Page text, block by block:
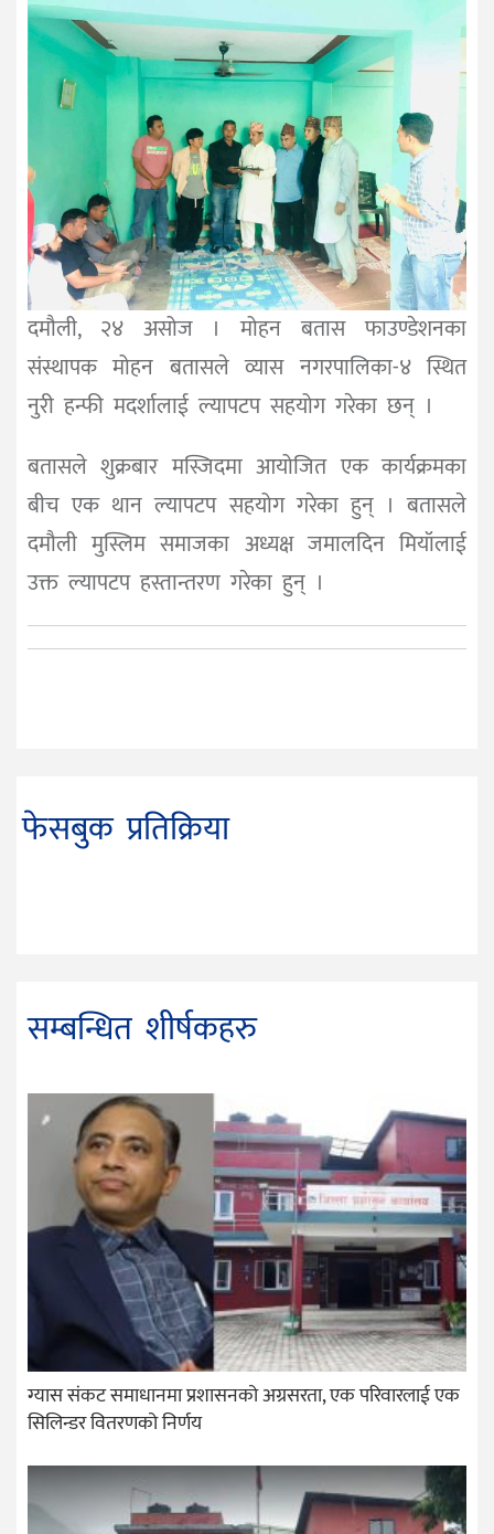
दमौली, २४ असोज । मोहन बतास फाउण्डेशनका
संस्थापक मोहन बतासले व्यास नगरपालिका-४ स्थित
नुरी हन्फी मदर्शालाई ल्यापटप सहयोग गरेका छन् ।
बतासले शुक्रबार मस्जिदमा आयोजित एक कार्यक्रमका
बीच एक थान ल्यापटप सहयोग गरेका हुन् । बतासले
दमौली मुस्लिम समाजका अध्यक्ष जमालदिन मियॉलाई
उक्त ल्यापटप हस्तान्तरण गरेका हुन् ।
फेसबुक प्रतिक्रिया
सम्बन्धित शीर्षकहरु
ग्यास संकट समाधानमा प्रशासनको अग्रसरता, एक परिवारलाई एक
सिलिन्डर वितरणको निर्णय